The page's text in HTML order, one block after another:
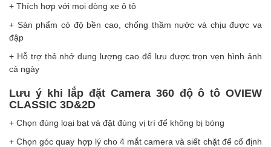
+ Thích hợp với mọi dòng xe ô tô
+ Sản phẩm có độ bền cao, chống thầm nước và chịu được va
đập
+ Hỗ trợ thẻ nhớ dung lượng cao để lưu được trọn vẹn hình ảnh
cả ngày
Lưu ý khi lắp đặt Camera 360 độ ô tô OVIEW
CLASSIC 3D&2D
+ Chọn đúng loại bạt và đặt đúng vị trí để không bị bóng
+ Chọn góc quay hợp lý cho 4 mắt camera và siết chặt để cố định